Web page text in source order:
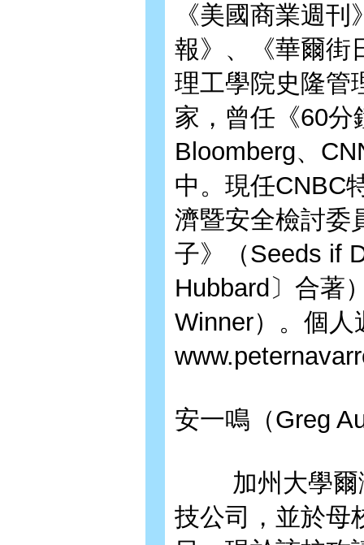
《美國商業週
報》、《華爾街
理工學院史隆管
家，曾任《60分
Bloomberg、
中。現任CNBC
濟暨安全檢討委
子》（Seeds if
Hubbard〕合著
Winner）。個
安一鳴（Greg
加州大學爾灣
技公司，並於母